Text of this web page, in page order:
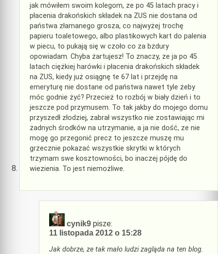
jak mówiłem swoim kolegom, ze po 45 latach pracy i
płacenia drakońskich składek na ZUS nie dostana od
państwa złamanego grosza, co najwyżej trochę
papieru toaletowego, albo plastikowych kart do palenia
w piecu, to pukają się w czoło co za bzdury
opowiadam. Chyba żartujesz! To znaczy, ze ja po 45
latach ciężkiej harówki i płacenia drakońskich składek
na ZUS, kiedy już osiągnę te 67 lat i przejdę na
emeryturę nie dostane od państwa nawet tyle żeby
móc godnie żyć? Przecież to rozbój w biały dzień i to
jeszcze pod przymusem. To tak jakby do mojego domu
przyszedł złodziej, zabrał wszystko nie zostawiając mi
żadnych środków na utrzymanie, a ja nie dość, ze nie
mogę go przegonić precz to jeszcze muszę mu
grzecznie pokazać wszystkie skrytki w których
trzymam swe kosztowności, bo inaczej pójdę do
wiezienia. To jest niemożliwe.
cynik9 pisze:
11 listopada 2012 o 15:28
Jak dobrze, ze tak mało ludzi zagląda na ten blog.